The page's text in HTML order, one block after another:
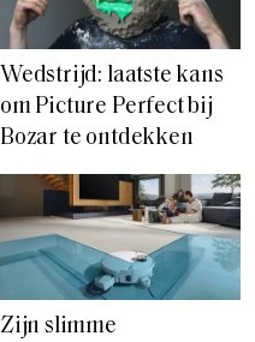
Wedstrijd: laatste kans
om Picture Perfect bij
Bozar te ontdekken
Zijn slimme